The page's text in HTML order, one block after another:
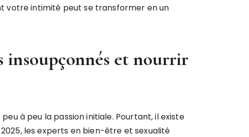
votre intimité peut se transformer en un
insoupçonnés et nourrir
à peu la passion initiale. Pourtant, il existe
les experts en bien-être et sexualité